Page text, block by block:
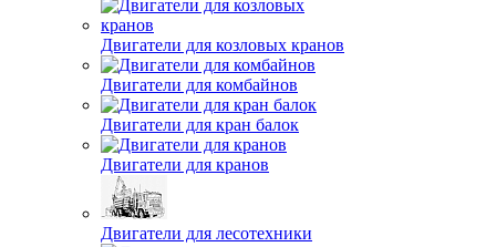
Двигатели для козловых кранов
Двигатели для комбайнов
Двигатели для кран балок
Двигатели для кранов
Двигатели для лесотехники